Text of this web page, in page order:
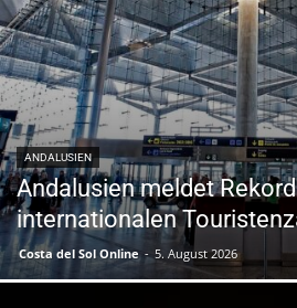
ANDALUSIEN
Andalusien meldet
internationalen
Costa del Sol Online - 5. August 2026